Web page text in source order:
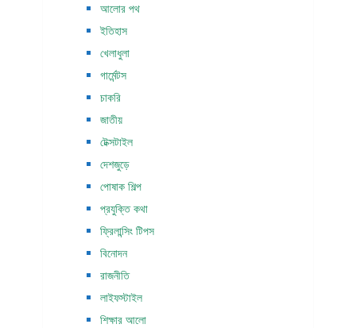
আলোর পথ
ইতিহাস
খেলাধুলা
গার্মেন্টস
চাকরি
জাতীয়
টেক্সটাইল
দেশজুড়ে
পোষাক শিল্প
প্রযুক্তি কথা
ফ্রিলান্সিং টিপস
বিনোদন
রাজনীতি
লাইফস্টাইল
শিক্ষার আলো